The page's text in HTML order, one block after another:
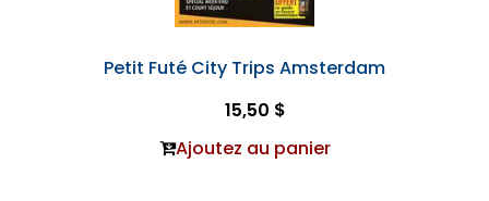
Petit Futé City Trips Amsterdam
15,50 $
Ajoutez au panier